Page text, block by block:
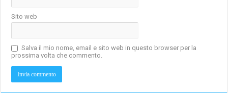
Sito web
Salva il mio nome, email e sito web in questo browser per la
prossima volta che commento.